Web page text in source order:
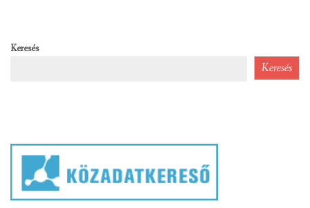
Keresés
Keresés